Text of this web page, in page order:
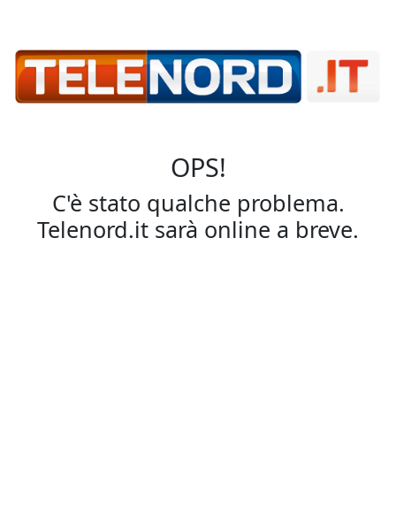
OPS!
C'è stato qualche problema.
Telenord.it sarà online a breve.